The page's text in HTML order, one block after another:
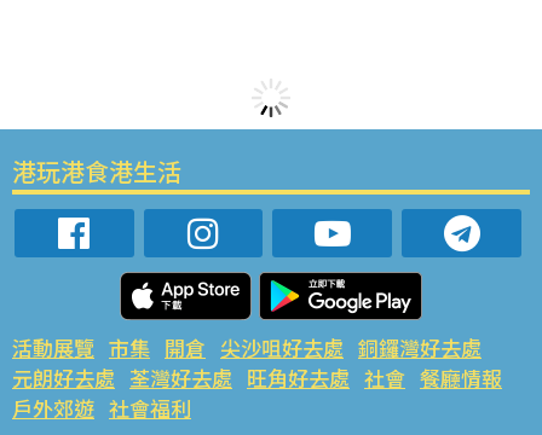
港玩港食港生活
活動展覽 市集 開倉 尖沙咀好去處 銅鑼灣好去處
元朗好去處 荃灣好去處 旺角好去處 社會 餐廳情報
戶外郊遊 社會福利